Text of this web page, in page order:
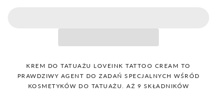
KREM DO TATUAŻU LOVEINK TATTOO CREAM TO
PRAWDZIWY AGENT DO ZADAŃ SPECJALNYCH WŚRÓD
KOSMETYKÓW DO TATUAŻU. AŻ 9 SKŁADNIKÓW